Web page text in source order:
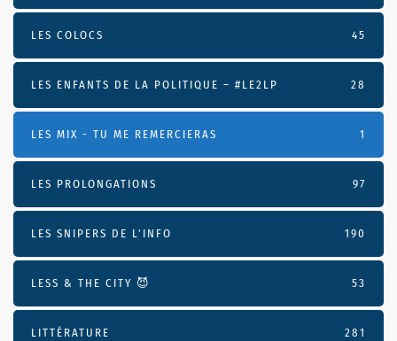
LES COLOCS 45
LES ENFANTS DE LA POLITIQUE – #LE2LP 28
LES MIX - TU ME REMERCIERAS 1
LES PROLONGATIONS 97
LES SNIPERS DE L’INFO 190
LESS & THE CITY 😈 53
LITTÉRATURE 281